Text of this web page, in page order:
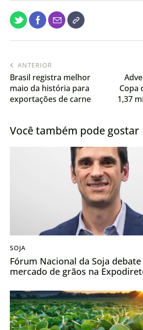
ANTERIOR
Brasil registra melhor
maio da história para
exportações de carne
Copa
1,37
Você também pode gostar
SOJA
Fórum Nacional da Soja
mercado de grãos na